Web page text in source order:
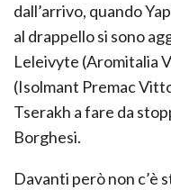
dall’arrivo, quando
al drappello si sono
Leleivyte (Aromitalia
(Isolmant Premac
Tserakh a fare da
Borghesi.
Davanti però non c’è